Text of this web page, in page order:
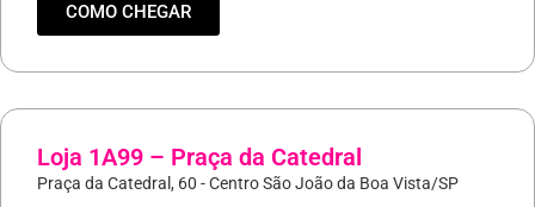
COMO CHEGAR
Loja 1A99 – Praça da Catedral
Praça da Catedral, 60 - Centro São João da Boa Vista/SP